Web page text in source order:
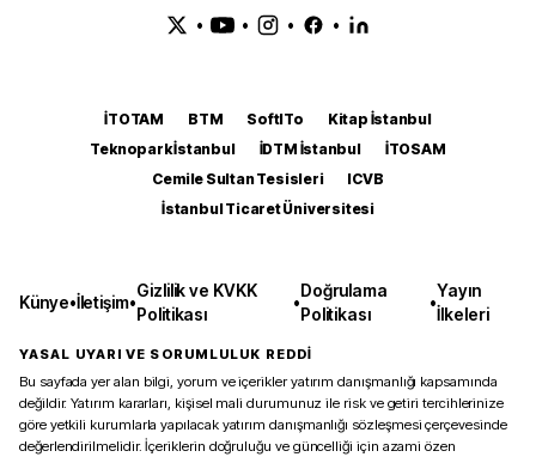
• • • •
İTOTAM BTM SoftITo
Kitap İstanbul
Teknopark İstanbul
İDTM İstanbul
İTOSAM
Cemile Sultan Tesisleri
ICVB
İstanbul Ticaret Üniversitesi
Künye•İletişim•
Gizlilik ve KVKK
Politikası
•
Doğrulama
Politikası
•
Yayın
İlkeleri
YASAL UYARI VE SORUMLULUK REDDİ
Bu sayfada yer alan bilgi, yorum ve içerikler yatırım danışmanlığı kapsamında
değildir. Yatırım kararları, kişisel mali durumunuz ile risk ve getiri tercihlerinize
göre yetkili kurumlarla yapılacak yatırım danışmanlığı sözleşmesi çerçevesinde
değerlendirilmelidir. İçeriklerin doğruluğu ve güncelliği için azami özen